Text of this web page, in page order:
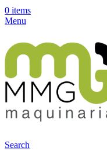
0 items
Menu
Search